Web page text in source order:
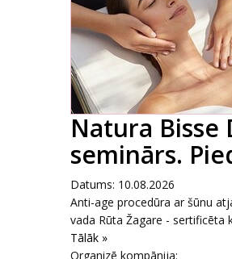
Natura Bisse
seminārs.
Datums: 10.08.2026
Anti-age procedūra ar šūnu
vada Rūta Žagare - sertificēta
Tālāk »
Organizē kompānija: